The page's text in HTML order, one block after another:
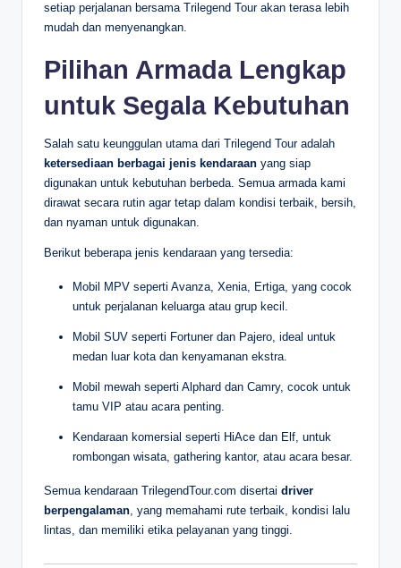
setiap perjalanan bersama Trilegend Tour akan terasa lebih
mudah dan menyenangkan.
Pilihan Armada Lengkap
untuk Segala Kebutuhan
Salah satu keunggulan utama dari Trilegend Tour adalah
ketersediaan berbagai jenis kendaraan yang siap
digunakan untuk kebutuhan berbeda. Semua armada kami
dirawat secara rutin agar tetap dalam kondisi terbaik, bersih,
dan nyaman untuk digunakan.
Berikut beberapa jenis kendaraan yang tersedia:
Mobil MPV seperti Avanza, Xenia, Ertiga, yang cocok
untuk perjalanan keluarga atau grup kecil.
Mobil SUV seperti Fortuner dan Pajero, ideal untuk
medan luar kota dan kenyamanan ekstra.
Mobil mewah seperti Alphard dan Camry, cocok untuk
tamu VIP atau acara penting.
Kendaraan komersial seperti HiAce dan Elf, untuk
rombongan wisata, gathering kantor, atau acara besar.
Semua kendaraan TrilegendTour.com disertai driver
berpengalaman, yang memahami rute terbaik, kondisi lalu
lintas, dan memiliki etika pelayanan yang tinggi.